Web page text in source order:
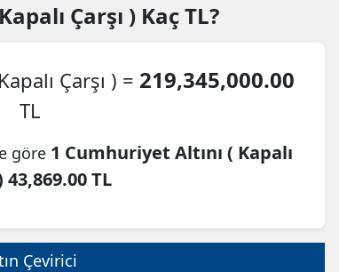
Çarşı ) Kaç TL?
Çarşı ) = 219,345,000.00
TL
göre 1 Cumhuriyet Altını ( Kapalı
43,869.00 TL
Çevirici